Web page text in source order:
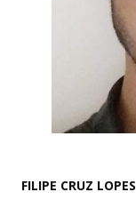
FILIPE CRUZ LOPES